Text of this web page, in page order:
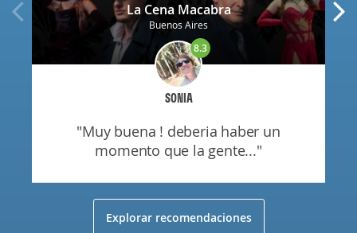
La Cena Macabra
Buenos Aires
SONIA
8.3
"muy buena ! deberia haber un
momento que la gente..."
Explorar recomendaciones